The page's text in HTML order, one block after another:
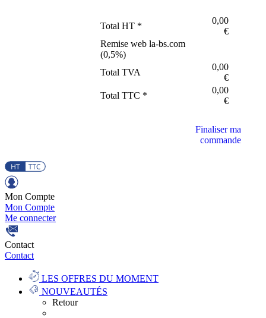
Total HT *
0,00
€
Remise web la-bs.com
(0,5%)
Total TVA
0,00
€
Total TTC *
0,00
€
Finaliser ma
commande
Mon Compte
Mon Compte
Me connecter
Contact
Contact
LES OFFRES DU MOMENT
NOUVEAUTÉS
Retour